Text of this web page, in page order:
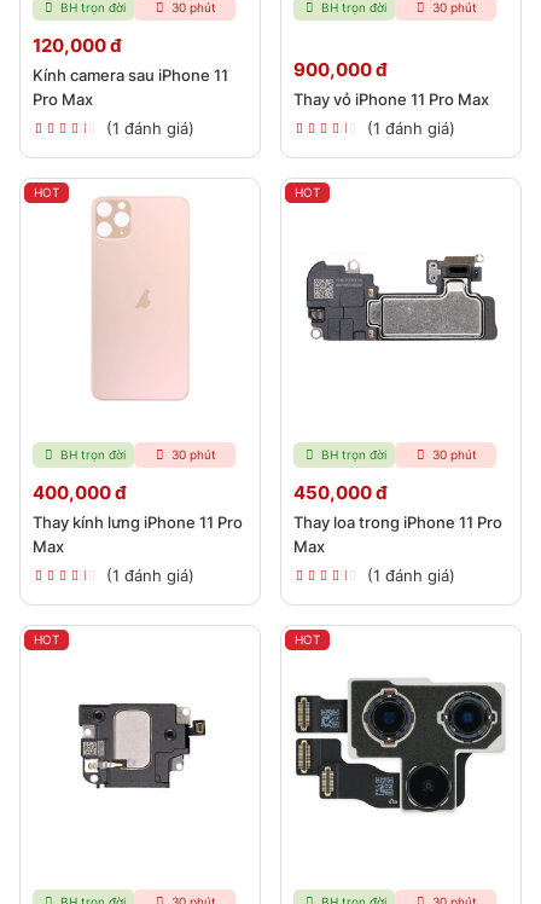
BH trọn đời 30 phút
120,000 đ
Kính camera sau iPhone 11
Pro Max
(1 đánh giá)
BH trọn đời 30 phút
900,000 đ
Thay vỏ iPhone 11 Pro Max
(1 đánh giá)
HOT
BH trọn đời 30 phút
400,000 đ
Thay kính lưng iPhone 11 Pro
Max
(1 đánh giá)
HOT
BH trọn đời 30 phút
450,000 đ
Thay loa trong iPhone 11 Pro
Max
(1 đánh giá)
HOT HOT